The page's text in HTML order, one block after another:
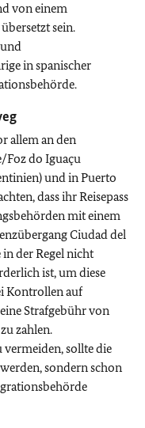
von einem
sein.
in spanischer
allem an den
Foz do Iguaçu
und in Puerto
dass ihr Reisepass
mit einem
Ciudad del
der Regel nicht
ist, um diese
Kontrollen auf
Strafgebühr von
zahlen.
vermeiden, sollte die
sondern schon